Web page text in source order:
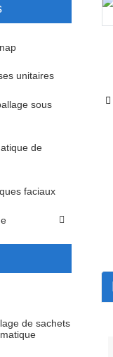
unitaires
sous
de
faciaux
de sachets